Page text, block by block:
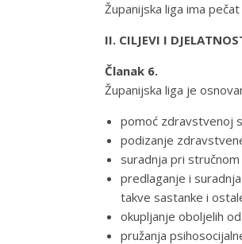
Županijska liga ima
II. CILJEVI I
Članak 6.
Županijska liga je
pomoć zdravstvenoj
podizanje
suradnja pri
predlaganje i
takve sastanke i
okupljanje oboljelih
pružanja